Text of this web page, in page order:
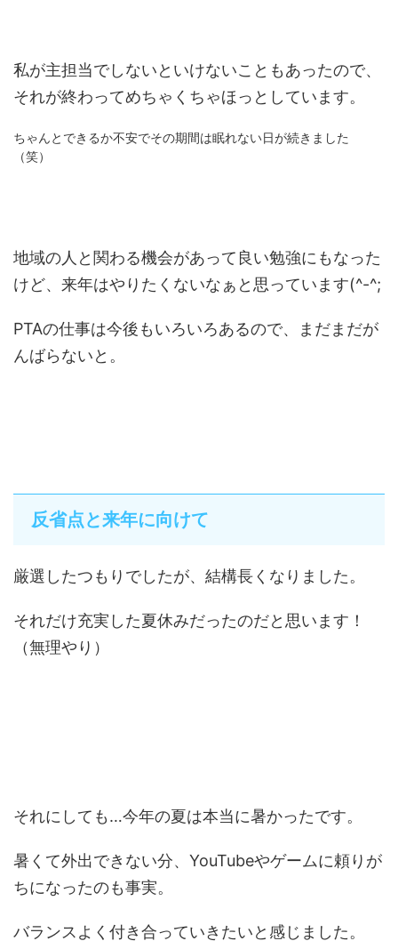
私が主担当でしないといけないこともあったので、
それが終わってめちゃくちゃほっとしています。
ちゃんとできるか不安でその期間は眠れない日が続きました
（笑）
地域の人と関わる機会があって良い勉強にもなった
けど、来年はやりたくないなぁと思っています(^-^;
PTAの仕事は今後もいろいろあるので、まだまだが
んばらないと。
反省点と来年に向けて
厳選したつもりでしたが、結構長くなりました。
それだけ充実した夏休みだったのだと思います！
（無理やり）
それにしても…今年の夏は本当に暑かったです。
暑くて外出できない分、YouTubeやゲームに頼りが
ちになったのも事実。
バランスよく付き合っていきたいと感じました。